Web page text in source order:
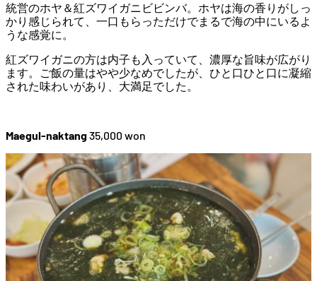
統営のホヤ＆紅ズワイガニビビンバ。ホヤは海の香りがしっ
かり感じられて、一口もらっただけでまるで海の中にいるよ
うな感覚に。
紅ズワイガニの方は内子も入っていて、濃厚な旨味が広がり
ます。ご飯の量はやや少なめでしたが、ひと口ひと口に凝縮
された味わいがあり、大満足でした。
Maegul-naktang35,000 won